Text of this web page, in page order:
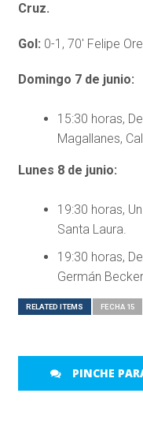
Cruz.
Gol: 0-1, 70′ Felipe
Domingo 7 de junio:
15:30 horas,
Magallanes,
Lunes 8 de junio:
19:30 horas,
Santa Laura.
19:30 horas,
Germán
RELATED ITEMS FECHA 15
PINCHE